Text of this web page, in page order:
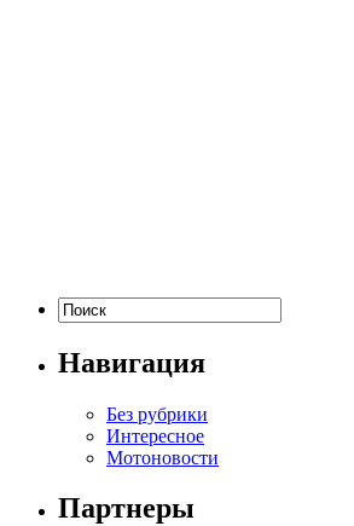
Навигация
Без рубрики
Интересное
Мотоновости
Партнеры